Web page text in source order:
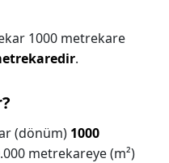
1000 metrekare
.
(dönüm) 1000
metrekareye (m²)